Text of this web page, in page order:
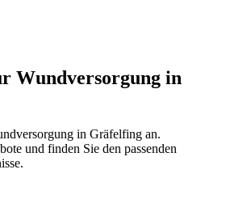
Wundversorgung in
in Gräfelfing an.
und finden Sie den passenden